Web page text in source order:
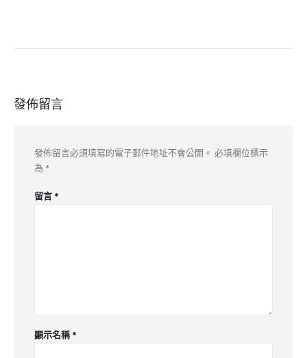
發佈留言
發佈留言必須填寫的電子郵件地址不會公開。 必填欄位標示
為 *
留言 *
顯示名稱*